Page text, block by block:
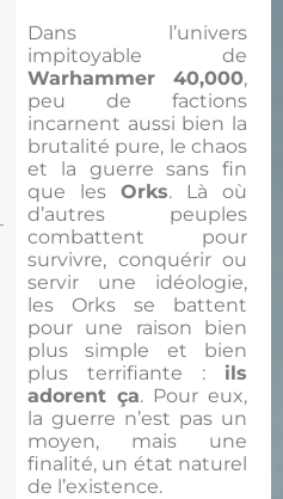
Dans l’univers
impitoyable de
Warhammer 40,000,
peu de factions
incarnent aussi bien la
brutalité pure, le chaos
et la guerre sans fin
que les Orks. Là où
d’autres peuples
combattent pour
survivre, conquérir ou
servir une idéologie,
les Orks se battent
pour une raison bien
plus simple et bien
plus terrifiante : ils
adorent ça. Pour eux,
la guerre n’est pas un
moyen, mais une
finalité, un état naturel
de l’existence.